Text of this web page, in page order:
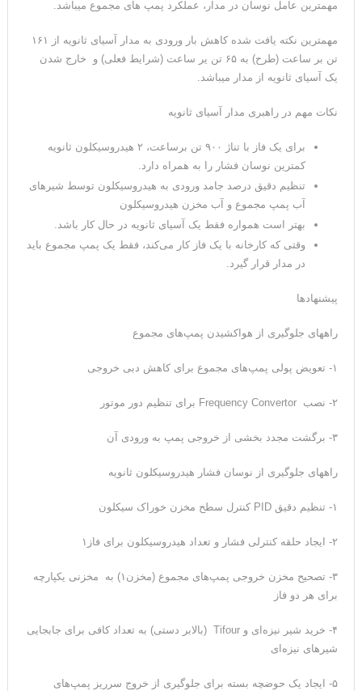
مهمترین عامل نوسان در مدار، عملکرد پمپ های مجموع می­باشد.
مهمترین نکته یافت شده کاهش بار ورودی به مدار آسیای ثانویه از ۱۶۱
تن بر ساعت (طرح) به ۶۵ تن یر ساعت (شرایط فعلی) و خارج شدن
یک آسیای ثانویه از مدار می­باشد.
نکات مهم در راهبری مدار آسیای ثانویه
برای یک فاز با تناژ ۹۰۰ تن برساعت، ۲ هیدروسیکلون ثانویه
کمترین نوسان فشار را به همراه دارد.
تنظیم دقیق درصد جامد ورودی به هیدروسیکلون توسط شیرهای
آب پمپ مجموع و آب مخزن هیدروسیکلون
بهتر است همواره فقط یک آسیای ثانویه در حال کار باشد.
وقتی که کارخانه با یک فاز کار می‌کند، فقط یک پمپ مجموع باید
در مدار قرار گیرد.
پیشنهادها
راههای جلوگیری از هواکشیدن پمپ‌های مجموع
۱- تعویض پولی پمپ‌های مجموع برای کاهش دبی خروجی
۲- نصب Frequency Convertor برای تنظیم دور موتور
۳- برگشت مجدد بخشی از خروجی پمپ به ورودی آن
راههای جلوگیری از نوسان فشار هیدروسیکلون ثانویه
۱- تنظیم دقیق PID کنترل سطح مخزن خوراک سیکلون
۲- ایجاد حلقه کنترلی فشار و تعداد هیدروسیکلون برای فاز۱
۳- تصحیح مخزن خروجی پمپ‌های مجموع (مخزن۱) به مخزنی یکپارچه
برای هر دو فاز
۴- خرید شیر نیزه‌ای و Tifour (بالابر دستی) به تعداد کافی برای جابجایی
شیرهای نیزه‌ای
۵- ایجاد یک حوضچه بسته برای جلوگیری از خروج سرریز پمپ‌های